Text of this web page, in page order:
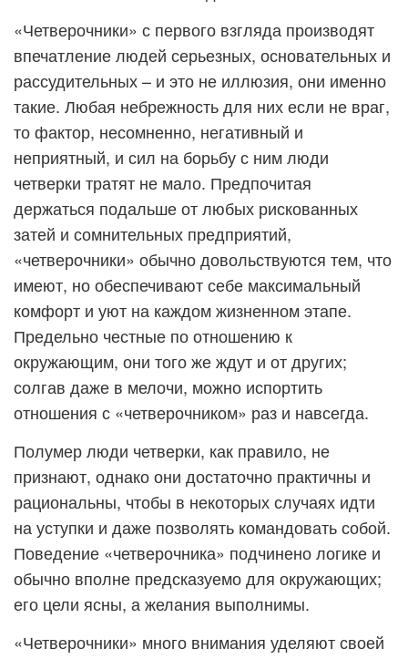
«Четверочники» с первого взгляда производят
впечатление людей серьезных, основательных и
рассудительных – и это не иллюзия, они именно
такие. Любая небрежность для них если не враг,
то фактор, несомненно, негативный и
неприятный, и сил на борьбу с ним люди
четверки тратят не мало. Предпочитая
держаться подальше от любых рискованных
затей и сомнительных предприятий,
«четверочники» обычно довольствуются тем, что
имеют, но обеспечивают себе максимальный
комфорт и уют на каждом жизненном этапе.
Предельно честные по отношению к
окружающим, они того же ждут и от других;
солгав даже в мелочи, можно испортить
отношения с «четверочником» раз и навсегда.
Полумер люди четверки, как правило, не
признают, однако они достаточно практичны и
рациональны, чтобы в некоторых случаях идти
на уступки и даже позволять командовать собой.
Поведение «четверочника» подчинено логике и
обычно вполне предсказуемо для окружающих;
его цели ясны, а желания выполнимы.
«Четверочники» много внимания уделяют своей